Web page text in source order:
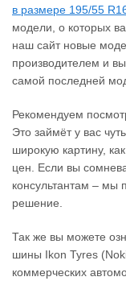
в размере 195/55
модели, о которых
наш сайт новые
производителем и
самой последней
Рекомендуем
Это займёт у вас
широкую картину,
цен. Если вы
консультантам – мы
решение.
Так же вы можете
шины Ikon Tyres
коммерческих